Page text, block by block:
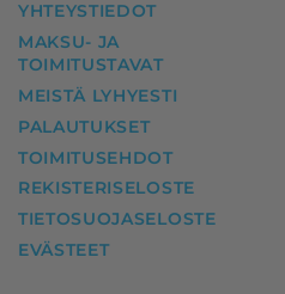
YHTEYSTIEDOT
MAKSU- JA
TOIMITUSTAVAT
MEISTÄ LYHYESTI
PALAUTUKSET
TOIMITUSEHDOT
REKISTERISELOSTE
TIETOSUOJASELOSTE
EVÄSTEET